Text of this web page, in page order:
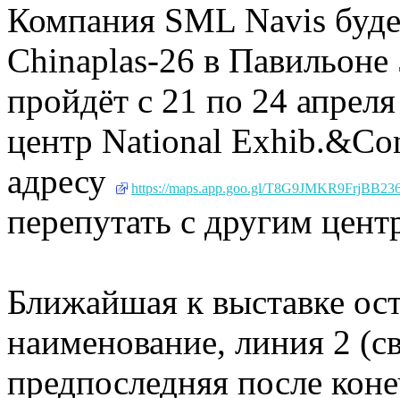
Компания SML Navis
Chinaplas-26 в
пройдёт с 21 по 24
центр National
адресу
https://maps.app.goo.gl/
перепутать с другим
Ближайшая к выставке
наименование, линия 2
предпоследняя после